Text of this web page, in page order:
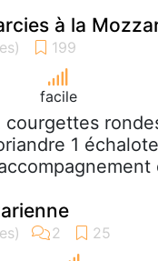
à la
facile
courgettes
1